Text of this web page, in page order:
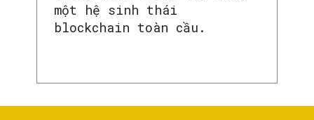
một hệ sinh thái
blockchain toàn cầu.